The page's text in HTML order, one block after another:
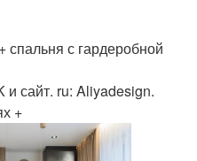
спальня с гардеробной
сайт. ru: Aliyadesign.
+